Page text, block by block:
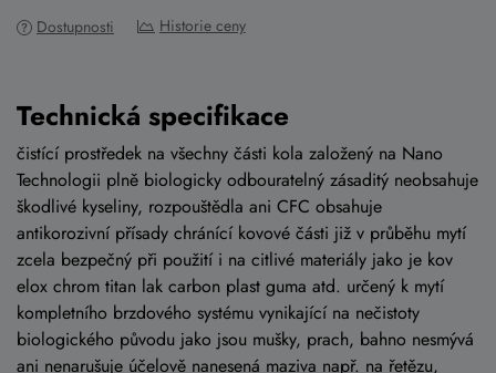
Dostupnosti Historie ceny
Technická specifikace
čistící prostředek na všechny části kola založený na Nano
Technologii plně biologicky odbouratelný zásaditý neobsahuje
škodlivé kyseliny, rozpouštědla ani CFC obsahuje
antikorozivní přísady chránící kovové části již v průběhu mytí
zcela bezpečný při použití i na citlivé materiály jako je kov
elox chrom titan lak carbon plast guma atd. určený k mytí
kompletního brzdového systému vynikající na nečistoty
biologického původu jako jsou mušky, prach, bahno nesmývá
ani nenarušuje účelově nanesená maziva např. na řetězu,